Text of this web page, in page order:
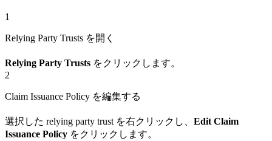
1
Relying Party Trusts を開く
Relying Party Trusts をクリックします。
2
Claim Issuance Policy を編集する
選択した relying party trust を右クリックし、 Edit Claim
Issuance Policy をクリックします。